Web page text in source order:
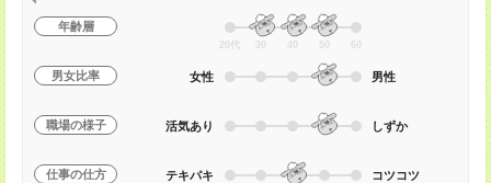
年齢層
20代 30 40 50 60
男女比率 女性 男性
職場の様子 活気あり しずか
仕事の仕方 テキパキ コツコツ